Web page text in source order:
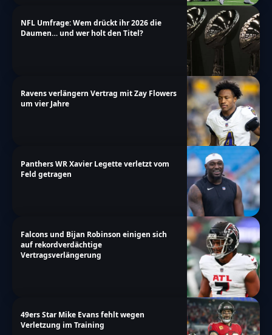
NFL Umfrage: Wem drückt ihr 2026 die
Daumen… und wer holt den Titel?
Ravens verlängern Vertrag mit Zay Flowers
um vier Jahre
Panthers WR Xavier Legette verletzt vom
Feld getragen
Falcons und Bijan Robinson einigen sich
auf rekordverdächtige
Vertragsverlängerung
49ers Star Mike Evans fehlt wegen
Verletzung im Training